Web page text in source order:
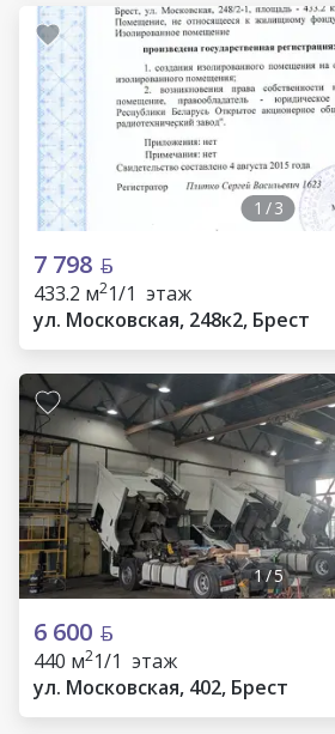
1 /3
7 798
433.2 м21/1 этаж
ул. Московская, 248к2, Брест
1/5
6 600
440 м21/1 этаж
ул. Московская, 402, Брест